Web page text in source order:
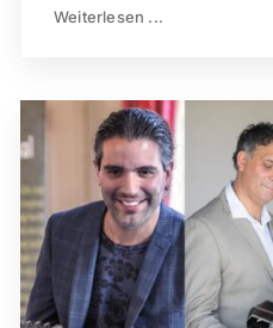
Weiterlesen ...